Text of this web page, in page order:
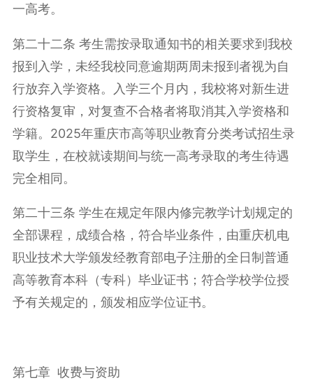
一高考。
第二十二条 考生需按录取通知书的相关要求到我校
报到入学，未经我校同意逾期两周未报到者视为自
行放弃入学资格。入学三个月内，我校将对新生进
行资格复审，对复查不合格者将取消其入学资格和
学籍。2025年重庆市高等职业教育分类考试招生录
取学生，在校就读期间与统一高考录取的考生待遇
完全相同。
第二十三条 学生在规定年限内修完教学计划规定的
全部课程，成绩合格，符合毕业条件，由重庆机电
职业技术大学颁发经教育部电子注册的全日制普通
高等教育本科（专科）毕业证书；符合学校学位授
予有关规定的，颁发相应学位证书。
第七章 收费与资助